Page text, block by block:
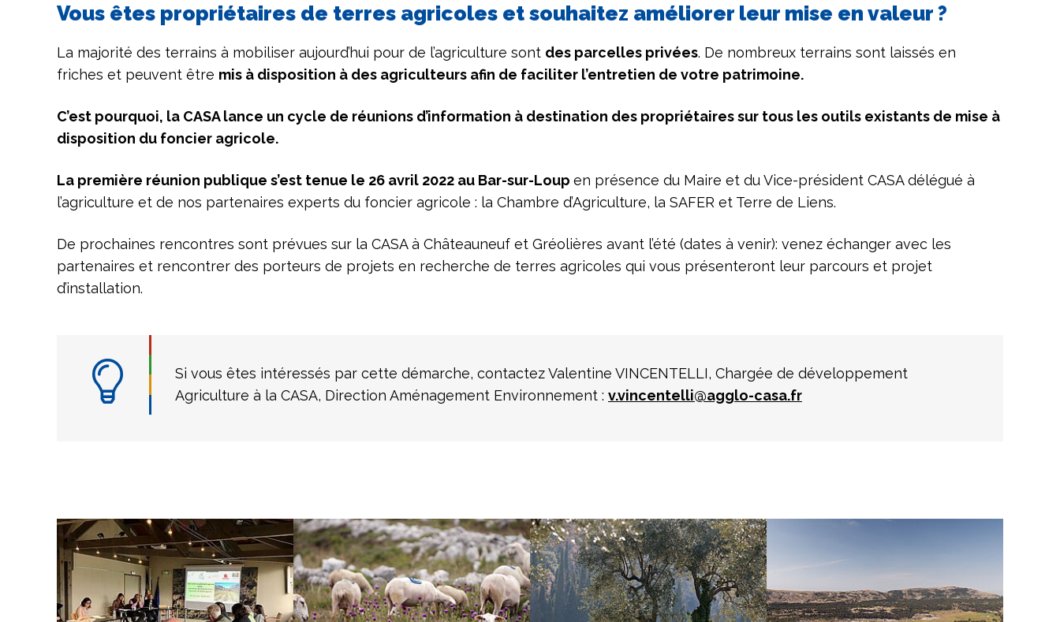
Vous êtes propriétaires de terres agricoles et souhaitez améliorer leur mise en valeur ?
La majorité des terrains à mobiliser aujourd’hui pour de l’agriculture sont des parcelles privées. De nombreux terrains sont laissés en
friches et peuvent être mis à disposition à des agriculteurs afin de faciliter l’entretien de votre patrimoine.
C’est pourquoi, la CASA lance un cycle de réunions d’information à destination des propriétaires sur tous les outils existants de mise à
disposition du foncier agricole.
La première réunion publique s’est tenue le 26 avril 2022 au Bar-sur-Loup en présence du Maire et du Vice-président CASA délégué à
l’agriculture et de nos partenaires experts du foncier agricole : la Chambre d’Agriculture, la SAFER et Terre de Liens.
De prochaines rencontres sont prévues sur la CASA à Châteauneuf et Gréolières avant l’été (dates à venir): venez échanger avec les
partenaires et rencontrer des porteurs de projets en recherche de terres agricoles qui vous présenteront leur parcours et projet
d’installation.
Si vous êtes intéressés par cette démarche, contactez Valentine VINCENTELLI, Chargée de développement
Agriculture à la CASA, Direction Aménagement Environnement : v.vincentelli@agglo-casa.fr